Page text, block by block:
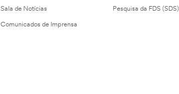
Sala de Notícias
Comunicados de Imprensa
Pesquisa da FDS (SDS)